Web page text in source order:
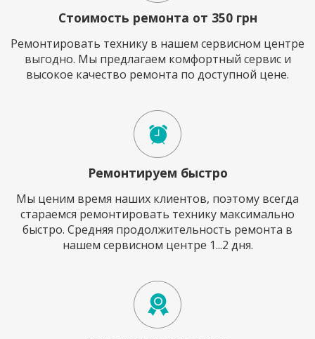
Стоимость ремонта от 350 грн
Ремонтировать технику в нашем сервисном центре
выгодно. Мы предлагаем комфортный сервис и
высокое качество ремонта по доступной цене.
Ремонтируем быстро
Мы ценим время наших клиентов, поэтому всегда
стараемся ремонтировать технику максимально
быстро. Средняя продолжительность ремонта в
нашем сервисном центре 1...2 дня.